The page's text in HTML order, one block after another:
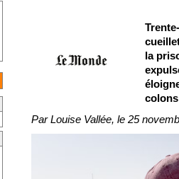
la
Par Louise Vallée, le 25